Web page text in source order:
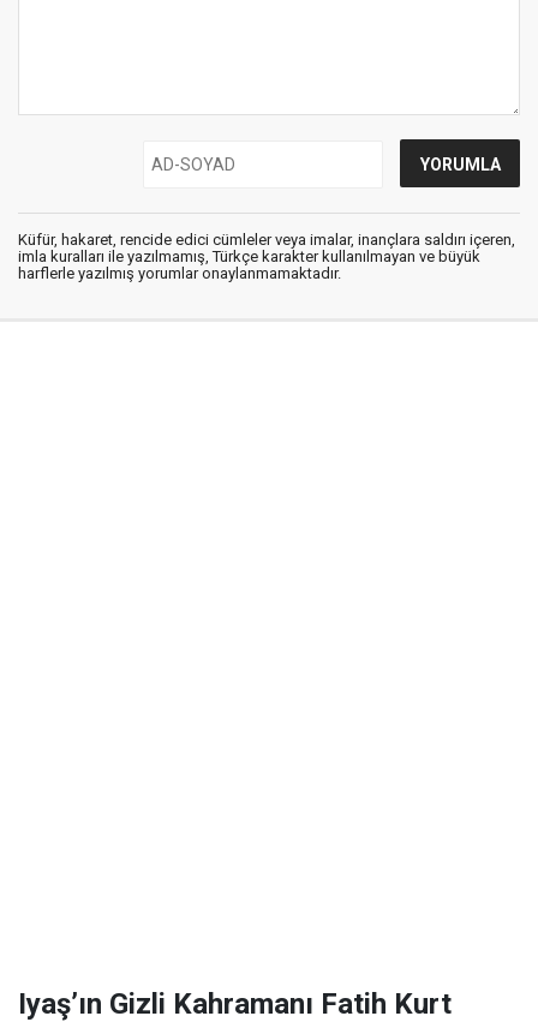
Küfür, hakaret, rencide edici cümleler veya imalar, inançlara saldırı içeren,
imla kuralları ile yazılmamış, Türkçe karakter kullanılmayan ve büyük
harflerle yazılmış yorumlar onaylanmamaktadır.
Iyaş’ın Gizli Kahramanı Fatih Kurt